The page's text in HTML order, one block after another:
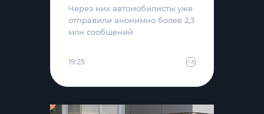
Через них автомобилисты уже
отправили анонимно более 2,3
млн сообщений
19:25